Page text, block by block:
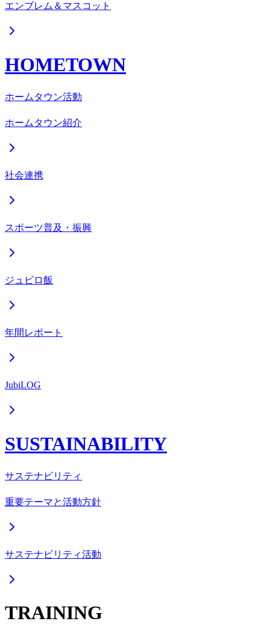
エンブレム＆マスコット
HOMETOWN
ホームタウン活動
ホームタウン紹介
社会連携
スポーツ普及・振興
ジュビロ飯
年間レポート
JubiLOG
SUSTAINABILITY
サステナビリティ
重要テーマと活動方針
サステナビリティ活動
TRAINING